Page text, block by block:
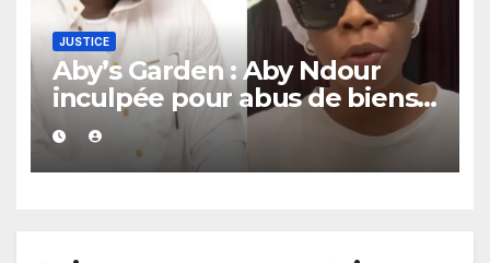
JUSTICE
Aby’s Garden : Aby Ndour
inculpée pour abus de biens
sociaux dans une affaire
portant sur 420 millions FCFA